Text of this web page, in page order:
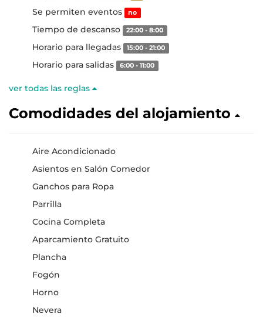
Se permiten eventos no
Tiempo de descanso 22:00 - 8:00
Horario para llegadas 15:00 - 21:00
Horario para salidas 6:00 - 11:00
ver todas las reglas
Comodidades del alojamiento
Aire Acondicionado
Asientos en Salón Comedor
Ganchos para Ropa
Parrilla
Cocina Completa
Aparcamiento Gratuito
Plancha
Fogón
Horno
Nevera